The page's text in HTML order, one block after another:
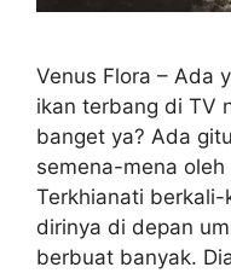
Venus Flora – Ada
ikan terbang di TV
banget ya? Ada
semena-mena
Terkhianati
dirinya di depan
berbuat banyak.